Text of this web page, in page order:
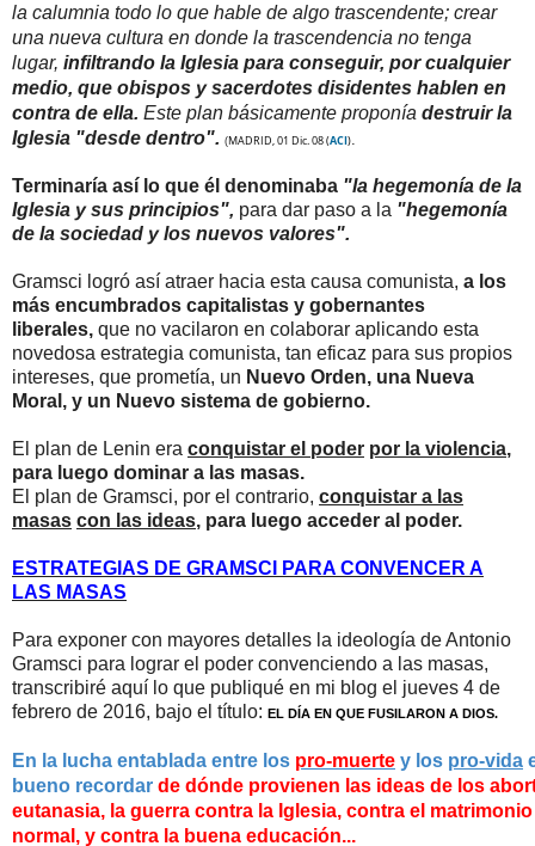
la calumnia todo lo que hable de algo trascendente; crear
una nueva cultura en donde la trascendencia no tenga
lugar, infiltrando la Iglesia para conseguir, por cualquier
medio, que obispos y sacerdotes disidentes hablen en
contra de ella. Este plan básicamente proponía destruir la
Iglesia "desde dentro". (MADRID, 01 Dic. 08(ACI).
Terminaría así lo que él denominaba "la hegemonía de la
Iglesia y sus principios", para dar paso a la "hegemonía
de la sociedad y los nuevos valores".
Gramsci logró así atraer hacia esta causa comunista, a los
más encumbrados capitalistas y gobernantes
liberales, que no vacilaron en colaborar aplicando esta
novedosa estrategia comunista, tan eficaz para sus propios
intereses, que prometía, un Nuevo Orden, una Nueva
Moral, y un Nuevo sistema de gobierno.
El plan de Lenin era conquistar el poder por la violencia,
para luego dominar a las masas.
El plan de Gramsci, por el contrario, conquistar a las
masas con las ideas, para luego acceder al poder.
ESTRATEGIAS DE GRAMSCI PARA CONVENCER A
LAS MASAS
Para exponer con mayores detalles la ideología de Antonio
Gramsci para lograr el poder convenciendo a las masas,
transcribiré aquí lo que publiqué en mi blog el jueves 4 de
febrero de 2016, bajo el título: EL DÍA EN QUE FUSILARON A DIOS.
En la lucha entablada entre los pro-muerte y los pro-vida
bueno recordar de dónde provienen las ideas de los
eutanasia, la guerra contra la Iglesia, contra el
normal, y contra la buena educación...